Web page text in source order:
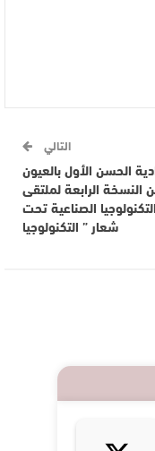
التالي
الحسن الأول بالعيون
النسخة الرابعة لملتقى
التكنولوجيا الصناعية تحت
شعار ” التكنولوجيا